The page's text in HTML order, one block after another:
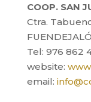
COOP. SAN
Ctra.
Tel: 976 862
website:
email: